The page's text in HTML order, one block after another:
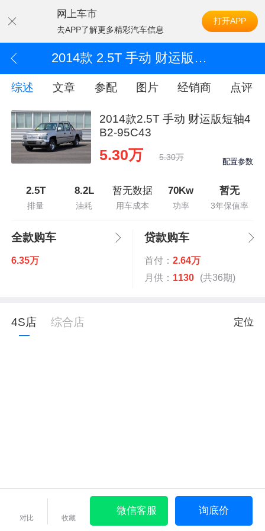
网上车市
去APP了解更多精彩汽车信息
打开APP
2014款 2.5T 手动 财运版短轴4B2-95C43
综述 文章 参配 图片 经销商 点评
2014款2.5T 手动 财运版短轴4
B2-95C43
5.30万 5.30万 配置参数
2.5T
排量
8.2L
油耗
暂无数据
用车成本
70Kw
功率
暂无
3年保值率
全款购车
6.35万
贷款购车
首付： 2.64万
月供： 1130 (共36期)
4S店 综合店 定位
对比 收藏
微信客服 询底价